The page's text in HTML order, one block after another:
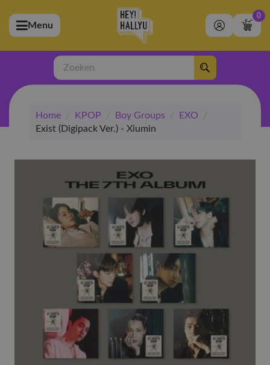
(Artiesten)
(Merchandise)
(Exclusive)
(Winkel)
Menu
0
Zoeken
Home / KPOP / Boy Groups / EXO
/
Exist (Digipack Ver.) - Xiumin